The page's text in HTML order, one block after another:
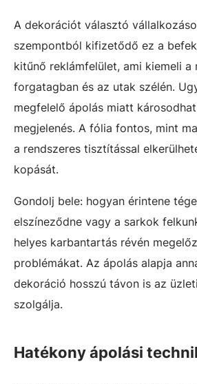
A dekorációt választó
szempontból kifizetődő ez a
kitűnő reklámfelület, ami kiemeli a
forgatagban és az utak szélén.
megfelelő ápolás miatt
megjelenés. A fólia fontos, mint
a rendszeres tisztítással
kopását.
Gondolj bele: hogyan érintene
elszíneződne vagy a sarkok
helyes karbantartás révén
problémákat. Az ápolás alapja
dekoráció hosszú távon is az
szolgálja.
Hatékony ápolási